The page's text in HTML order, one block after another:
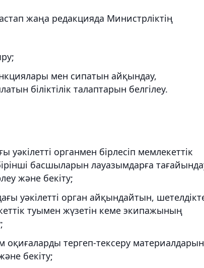
жаңа редакцияда Министрліктің
мен сипатын айқындау,
біліктілік талаптарын белгілеу.
органмен бірлесіп мемлекеттік
басшыларын лауазымдарға
және бекіту;
уәкілетті орган айқындайтын,
туымен жүзетін кеме экипажының
тергеп-тексеру материалдарын
бекіту;